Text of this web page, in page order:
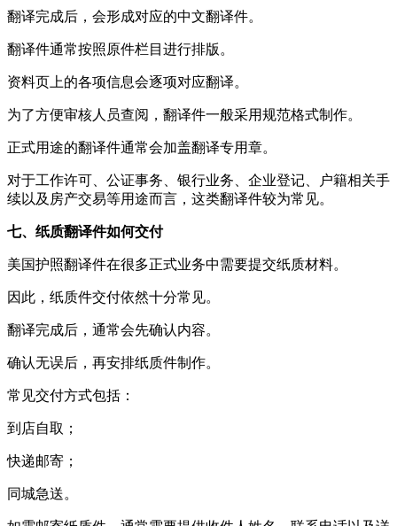
翻译完成后，会形成对应的中文翻译件。
翻译件通常按照原件栏目进行排版。
资料页上的各项信息会逐项对应翻译。
为了方便审核人员查阅，翻译件一般采用规范格式制作。
正式用途的翻译件通常会加盖翻译专用章。
对于工作许可、公证事务、银行业务、企业登记、户籍相关手
续以及房产交易等用途而言，这类翻译件较为常见。
七、纸质翻译件如何交付
美国护照翻译件在很多正式业务中需要提交纸质材料。
因此，纸质件交付依然十分常见。
翻译完成后，通常会先确认内容。
确认无误后，再安排纸质件制作。
常见交付方式包括：
到店自取；
快递邮寄；
同城急送。